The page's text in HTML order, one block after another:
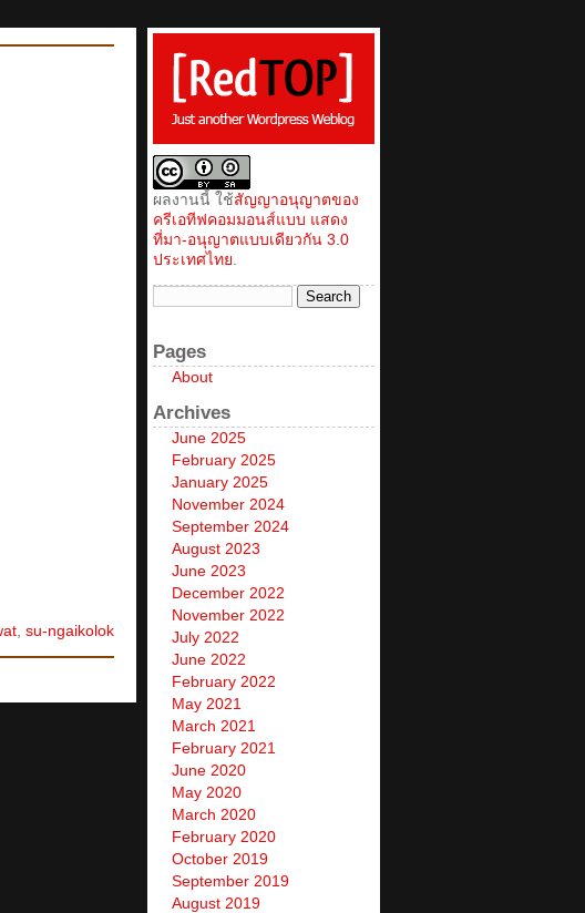
su-ngaikolok
ผลงานนี้ ใช้สัญญาอนุญาตของ
ครีเอทีฟคอมมอนส์แบบ แสดง
ที่มา-อนุญาตแบบเดียวกัน 3.0
ประเทศไทย
Pages
About
Archives
June 2025
February 2025
January 2025
November 2024
September 2024
August 2023
June 2023
December 2022
November 2022
July 2022
June 2022
February 2022
May 2021
March 2021
February 2021
June 2020
May 2020
March 2020
February 2020
October 2019
September 2019
August 2019